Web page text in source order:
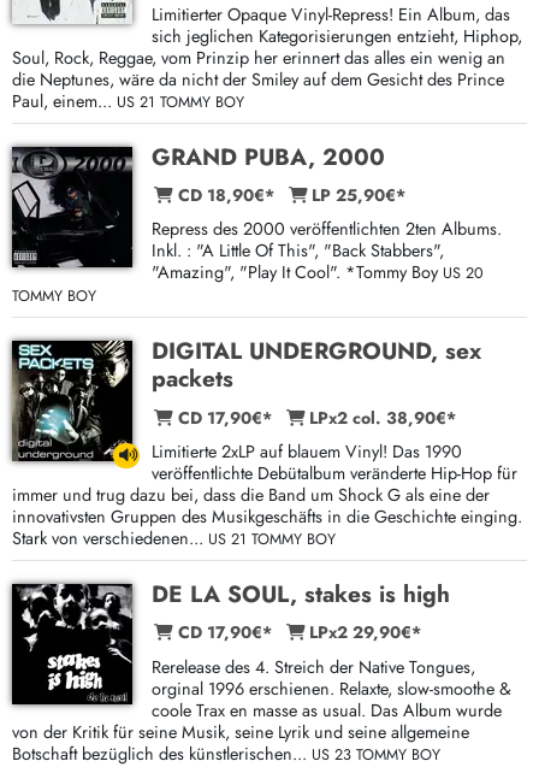
Limitierter Opaque Vinyl-Repress! Ein Album, das
sich jeglichen Kategorisierungen entzieht, Hiphop,
Soul, Rock, Reggae, vom Prinzip her erinnert das alles ein wenig an
die Neptunes, wäre da nicht der Smiley auf dem Gesicht des Prince
Paul, einem... US 21 TOMMY BOY
GRAND PUBA, 2000
CD 18,90€*
LP 25,90€*
Repress des 2000 veröffentlichten 2ten Albums.
Inkl. : "A Little Of This", "Back Stabbers",
"Amazing", "Play It Cool". *Tommy Boy US 20
TOMMY BOY
DIGITAL UNDERGROUND, sex
packets
CD 17,90€*
LPx2 col. 38,90€*
Limitierte 2xLP auf blauem Vinyl! Das 1990
veröffentlichte Debütalbum veränderte Hip-Hop für
immer und trug dazu bei, dass die Band um Shock G als eine der
innovativsten Gruppen des Musikgeschäfts in die Geschichte einging.
Stark von verschiedenen... US 21 TOMMY BOY
DE LA SOUL, stakes is high
CD 17,90€*
LPx2 29,90€*
Rerelease des 4. Streich der Native Tongues,
orginal 1996 erschienen. Relaxte, slow-smoothe &
coole Trax en masse as usual. Das Album wurde
von der Kritik für seine Musik, seine Lyrik und seine allgemeine
Botschaft bezüglich des künstlerischen... US 23 TOMMY BOY